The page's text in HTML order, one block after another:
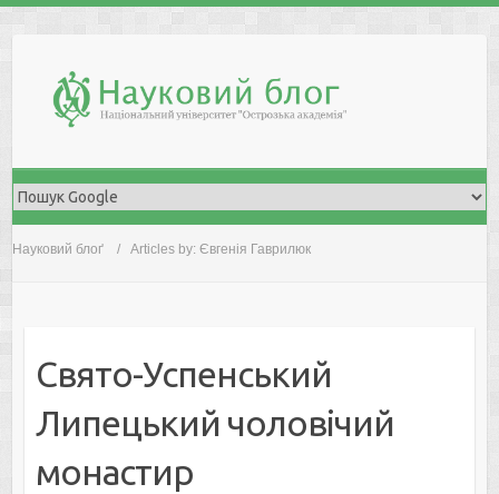
Науковий блоґ Articles by: Євгенія Гаврилюк
Свято-Успенський
Липецький чоловічий
монастир